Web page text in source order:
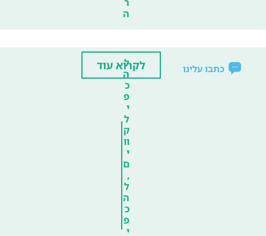
ה
כתבו עלינו
ל
ה
כ
פ
י
ל
ק
וו
י
ם
,
ל
ה
כ
פ
י
לקרוא עוד